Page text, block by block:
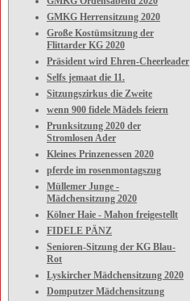
GMKG Herrensitzung 2020
Große Kostümsitzung der
Flittarder KG 2020
Präsident wird Ehren-Cheerleader
Selfs jemaat die 11.
Sitzungszirkus die Zweite
wenn 900 fidele Mädels feiern
Prunksitzung 2020 der
Stromlosen Ader
Kleines Prinzenessen 2020
pferde im rosenmontagszug
Müllemer Junge -
Mädchensitzung 2020
Kölner Haie - Mahon freigestellt
FIDELE PÄNZ
Senioren-Sitzung der KG Blau-
Rot
Lyskircher Mädchensitzung 2020
Domputzer Mädchensitzung